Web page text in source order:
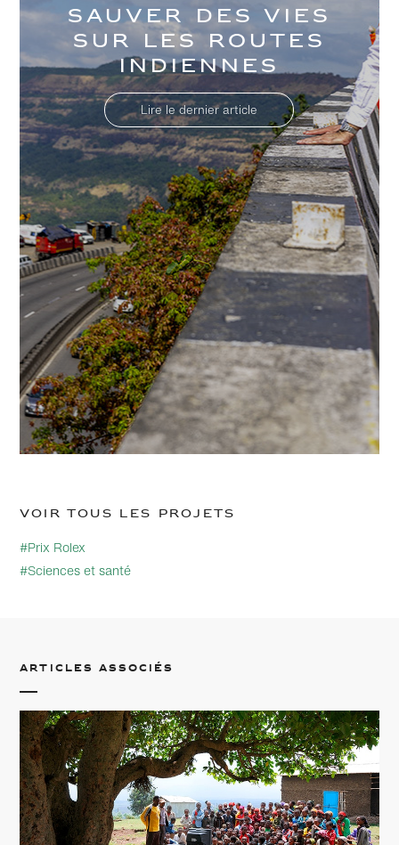
Sauver des vies
sur les routes
indiennes
Lire le dernier article
Voir tous les projets
#Prix Rolex
#Sciences et santé
Articles associés